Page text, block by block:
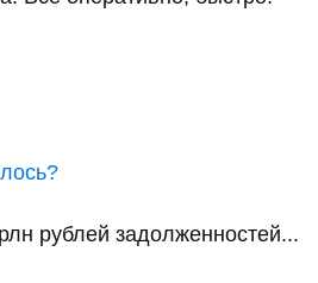
рублей задолженностей...